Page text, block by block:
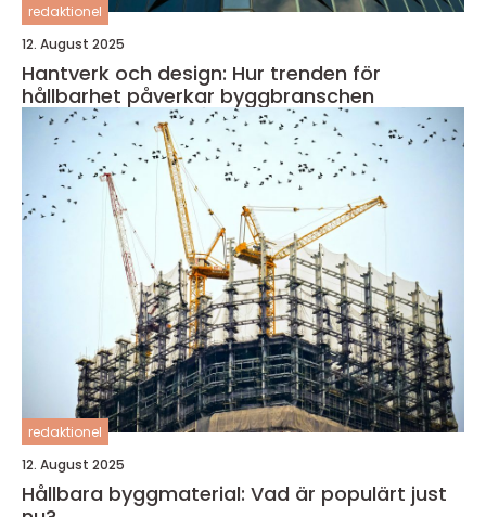
redaktionel
12. August 2025
Hantverk och design: Hur trenden för
hållbarhet påverkar byggbranschen
redaktionel
12. August 2025
Hållbara byggmaterial: Vad är populärt just